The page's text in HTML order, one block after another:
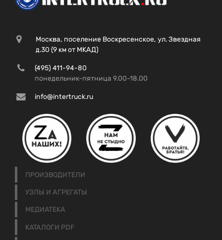
Москва, поселение Воскресенское, ул. Звездная
д.30 (9 км от МКАД)
(495) 411-94-80
понедельник-пятница 9.00-18.00
info@intertruck.ru
ПРОИЗВОДИТЕЛИ
УЗЛЫ И АГРЕГАТЫ
МЕДИАТЕКА
КАТАЛОГИ PDF